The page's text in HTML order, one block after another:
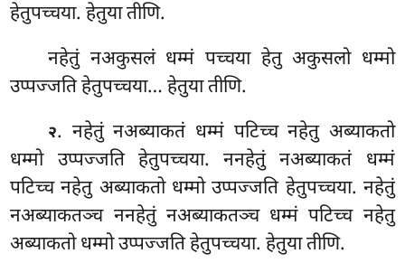
हेतुपच्चया. हेतुया तीणि.
नहेतुं नअकुसलं धम्मं पच्चया हेतु अकुसलो धम्मो
उप्पज्जति हेतुपच्चया… हेतुया तीणि.
२. नहेतुं नअब्याकतं धम्मं पटिच्च नहेतु अब्याकतो
धम्मो उप्पज्जति हेतुपच्चया. ननहेतुं नअब्याकतं धम्मं
पटिच्च नहेतु अब्याकतो धम्मो उप्पज्जति हेतुपच्चया. नहेतुं
नअब्याकतञ्च ननहेतुं नअब्याकतञ्च धम्मं पटिच्च नहेतु
अब्याकतो धम्मो उप्पज्जति हेतुपच्चया. हेतुयातीणि.